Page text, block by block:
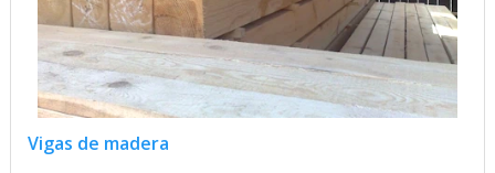
Vigas de madera